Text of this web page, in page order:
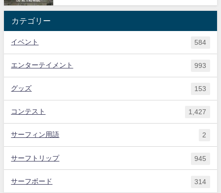
カテゴリー
イベント 584
エンターテイメント 993
グッズ 153
コンテスト 1,427
サーフィン用語 2
サーフトリップ 945
サーフボード 314